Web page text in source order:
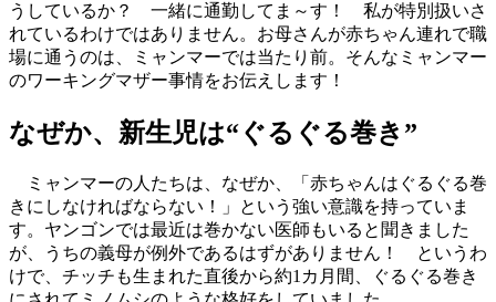
うしているか？ 一緒に通勤してま～す！ 私が特別扱いさ
れているわけではありません。お母さんが赤ちゃん連れで職
場に通うのは、ミャンマーでは当たり前。そんなミャンマー
のワーキングマザー事情をお伝えします！
なぜか、新生児は“ぐるぐる巻き”
ミャンマーの人たちは、なぜか、「赤ちゃんはぐるぐる巻
きにしなければならない！」という強い意識を持っていま
す。ヤンゴンでは最近は巻かない医師もいると聞きました
が、うちの義母が例外であるはずがありません！ というわ
けで、チッチも生まれた直後から約1カ月間、ぐるぐる巻き